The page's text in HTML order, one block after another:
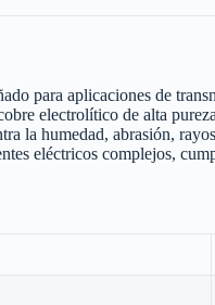
para aplicaciones de
electrolítico de alta
la humedad, abrasión,
eléctricos complejos,